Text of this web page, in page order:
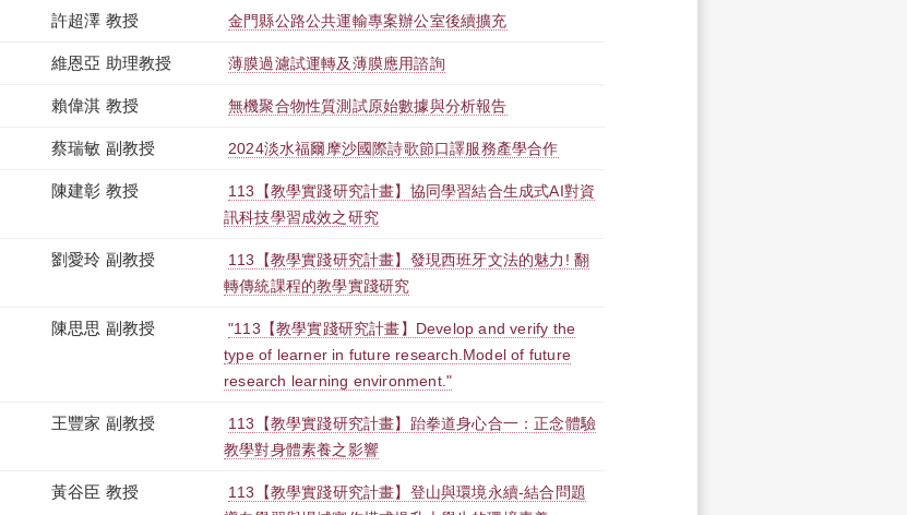
許超澤 教授 金門縣公路公共運輸專案辦公室後續擴充
維恩亞 助理教授 薄膜過濾試運轉及薄膜應用諮詢
賴偉淇 教授 無機聚合物性質測試原始數據與分析報告
蔡瑞敏 副教授 2024淡水福爾摩沙國際詩歌節口譯服務產學合作
陳建彰 教授
113【教學實踐研究計畫】協同學習結合生成式AI對資
訊科技學習成效之研究
劉愛玲 副教授
113【教學實踐研究計畫】發現西班牙文法的魅力! 翻
轉傳統課程的教學實踐研究
陳思思 副教授
"113【教學實踐研究計畫】Develop and verify the
type of learner in future research.Model of future
research learning environment."
王豐家 副教授
113【教學實踐研究計畫】跆拳道身心合一：正念體驗
教學對身體素養之影響
黃谷臣 教授
113【教學實踐研究計畫】登山與環境永續-結合問題